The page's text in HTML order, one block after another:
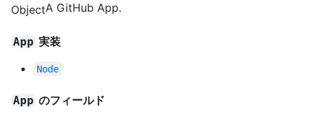
ObjectA GitHub App.
App 実装
Node
App のフィールド